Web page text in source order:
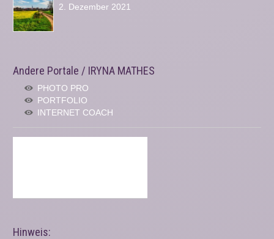
2. Dezember 2021
Andere Portale / IRYNA MATHES
PHOTO PRO
PORTFOLIO
INTERNET COACH
Hinweis: